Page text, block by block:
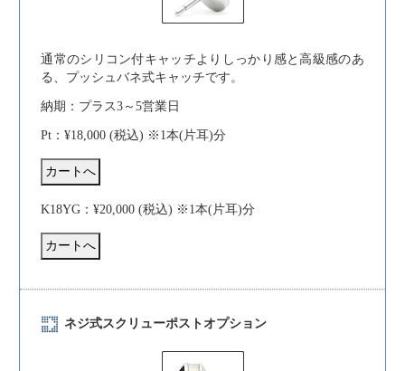
通常のシリコン付キャッチよりしっかり感と高級感のあ
る、プッシュバネ式キャッチです。
納期：プラス3～5営業日
Pt：¥18,000 (税込) ※1本(片耳)分
K18YG：¥20,000 (税込) ※1本(片耳)分
ネジ式スクリューポストオプション